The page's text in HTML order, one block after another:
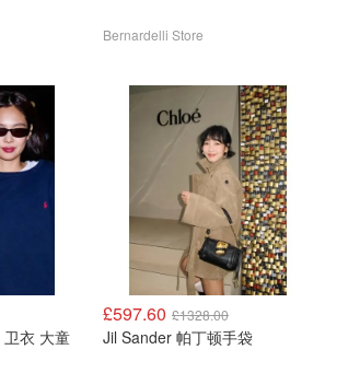
Bernardelli Store
£597.60 £1328.00
Jil Sander 帕丁顿手袋